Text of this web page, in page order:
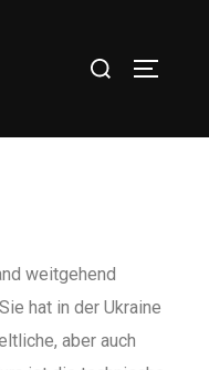
weitgehend
hat in der Ukraine
aber auch